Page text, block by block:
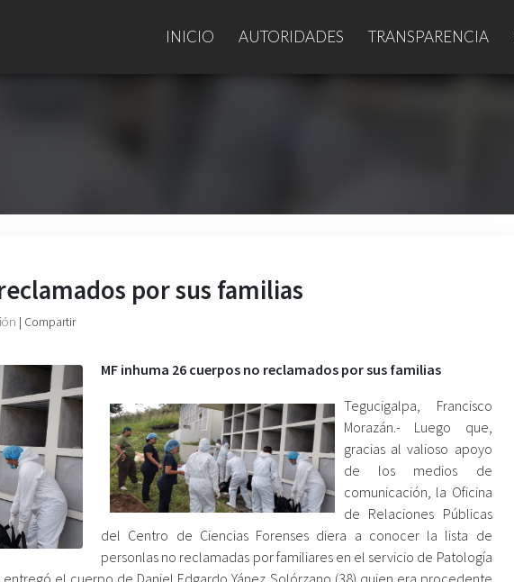
INICIO AUTORIDADES TRANSPARENCIA
por sus familias
| Compartir
MF inhuma 26 cuerpos no reclamados por sus familias
Tegucigalpa, Francisco
Morazán.- Luego que,
gracias al valioso apoyo
de los medios de
comunicación, la Oficina
de Relaciones Públicas
del Centro de Ciencias Forenses diera a conocer la lista de
personlas no reclamadas por familiares en el servicio de Patología
el cuerpo de Daniel Edgardo Yánez Solórzano (38) quien era procedente